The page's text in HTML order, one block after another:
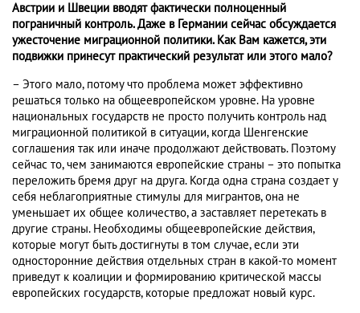
Австрии и Швеции вводят фактически полноценный
пограничный контроль. Даже в Германии сейчас обсуждается
ужесточение миграционной политики. Как Вам кажется, эти
подвижки принесут практический результат или этого мало?
– Этого мало, потому что проблема может эффективно
решаться только на общеевропейском уровне. На уровне
национальных государств не просто получить контроль над
миграционной политикой в ситуации, когда Шенгенские
соглашения так или иначе продолжают действовать. Поэтому
сейчас то, чем занимаются европейские страны – это попытка
переложить бремя друг на друга. Когда одна страна создает у
себя неблагоприятные стимулы для мигрантов, она не
уменьшает их общее количество, а заставляет перетекать в
другие страны. Необходимы общеевропейские действия,
которые могут быть достигнуты в том случае, если эти
односторонние действия отдельных стран в какой-то момент
приведут к коалиции и формированию критической массы
европейских государств, которые предложат новый курс.